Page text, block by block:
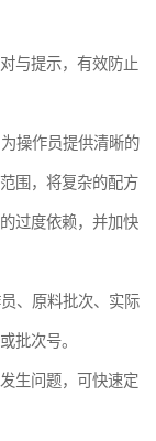
与提示，有效防止
操作员提供清晰的
围，将复杂的配方
过度依赖，并加快
、原料批次、实际
批次号。
生问题，可快速定